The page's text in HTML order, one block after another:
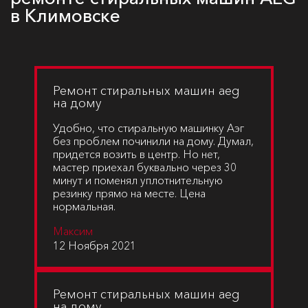
в Климовске
Ремонт стиральных машин aeg
на дому
Удобно, что стиральную машинку Аэг
без проблем починили на дому. Думал,
придется возить в центр. Но нет,
мастер приехал буквально через 30
минут и поменял уплотнительную
резинку прямо на месте. Цена
нормальная.
Максим
12 Ноября 2021
Ремонт стиральных машин aeg